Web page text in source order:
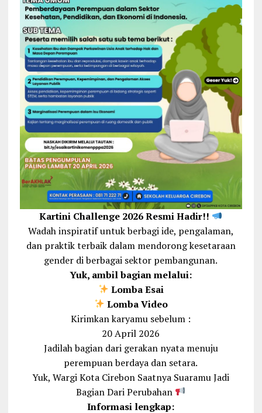
Kartini Challenge 2026 Resmi Hadir!!
Wadah inspiratif untuk berbagi ide, pengalaman,
dan praktik terbaik dalam mendorong kesetaraan
gender di berbagai sektor pembangunan.
Yuk, ambil bagian melalui:
Lomba Esai
Lomba Video
Kirimkan karyamu sebelum :
20 April 2026
Jadilah bagian dari gerakan nyata menuju
perempuan berdaya dan setara.
Yuk, Wargi Kota Cirebon Saatnya Suaramu Jadi
Bagian Dari Perubahan
Informasi lengkap: